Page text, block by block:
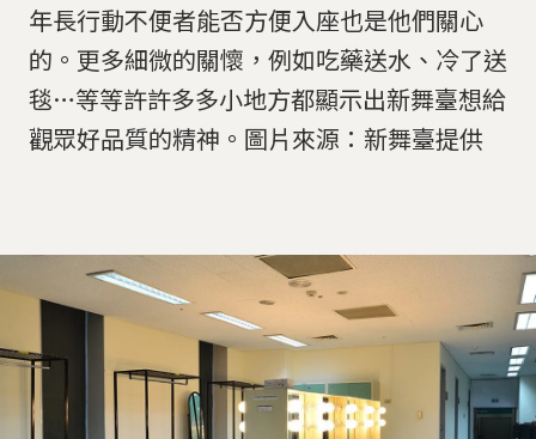
年長行動不便者能否方便入座也是他們關心
的。更多細微的關懷，例如吃藥送水、冷了送
毯…等等許許多多小地方都顯示出新舞臺想給
觀眾好品質的精神。圖片來源：新舞臺提供